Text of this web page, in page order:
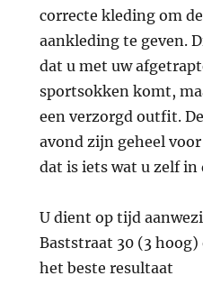
correcte kleding om
aankleding te geven.
dat u met uw
sportsokken komt,
een verzorgd outfit.
avond zijn geheel
dat is iets wat u zelf in
U dient op tijd
Baststraat 30 (3
het beste resultaat